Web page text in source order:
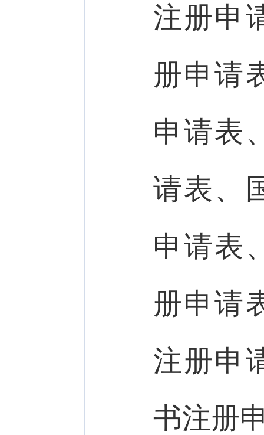
注册申
册申请
申请表
请表、
申请表
册申请
注册申
书注册